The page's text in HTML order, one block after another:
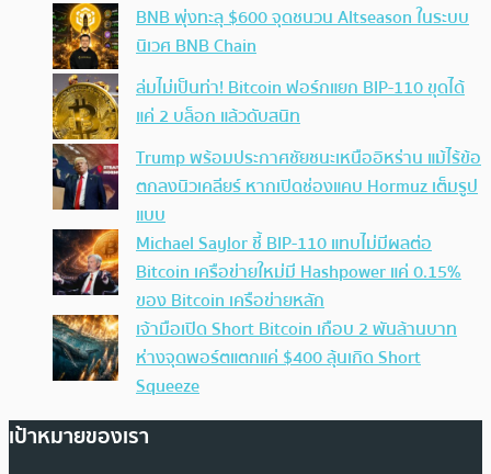
BNB พุ่งทะลุ $600 จุดชนวน Altseason ในระบบ
นิเวศ BNB Chain
ล่มไม่เป็นท่า! Bitcoin ฟอร์กแยก BIP-110 ขุดได้
แค่ 2 บล็อก แล้วดับสนิท
Trump พร้อมประกาศชัยชนะเหนืออิหร่าน แม้ไร้ข้อ
ตกลงนิวเคลียร์ หากเปิดช่องแคบ Hormuz เต็มรูป
แบบ
Michael Saylor ชี้ BIP-110 แทบไม่มีผลต่อ
Bitcoin เครือข่ายใหม่มี Hashpower แค่ 0.15%
ของ Bitcoin เครือข่ายหลัก
เจ้ามือเปิด Short Bitcoin เกือบ 2 พันล้านบาท
ห่างจุดพอร์ตแตกแค่ $400 ลุ้นเกิด Short
Squeeze
เป้าหมายของเรา